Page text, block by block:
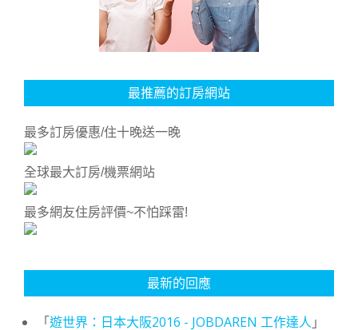
最推薦的訂房網站
最多訂房優惠/住十晚送一晚
全球最大訂房/機票網站
最多網友住房評價~不怕踩雷!
最新的回應
「遊世界：日本大阪2016 - JOBDAREN 工作達人 」